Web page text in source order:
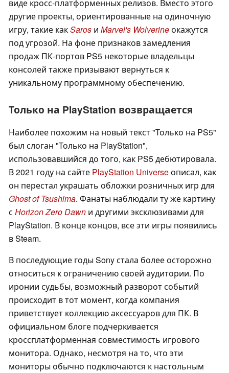
виде кросс-платформенных релизов. Вместо этого
другие проекты, ориентированные на одиночную
игру, такие какSaros и Marvel's Wolverineокажутся
под угрозой. На фоне признаков замедления
продаж ПК-портов PS5 некоторые владельцы
консолей также призывают вернуться к
уникальному программному обеспечению.
Только на PlayStation возвращается
Наиболее похожим на новый текст "Только на PS5"
был слоган "Только на PlayStation",
использовавшийся до того, как PS5 дебютировала.
В 2021 году на сайте PlayStation Universeописал, как
он перестал украшать обложки розничных игр для
Ghost of Tsushima. Фанаты наблюдали ту же картину
с Horizon Zero Dawn и другими эксклюзивами для
PlayStation. В конце концов, все эти игры появились
в Steam.
В последующие годы Sony стала более осторожно
относиться к ограничению своей аудитории. По
иронии судьбы, возможный разворот событий
происходит в тот момент, когда компания
приветствует коллекцию аксессуаров для ПК. В
официальном блоге подчеркивается
кроссплатформенная совместимость игрового
монитора. Однако, несмотря на то, что эти
мониторы обычно подключаются к настольным